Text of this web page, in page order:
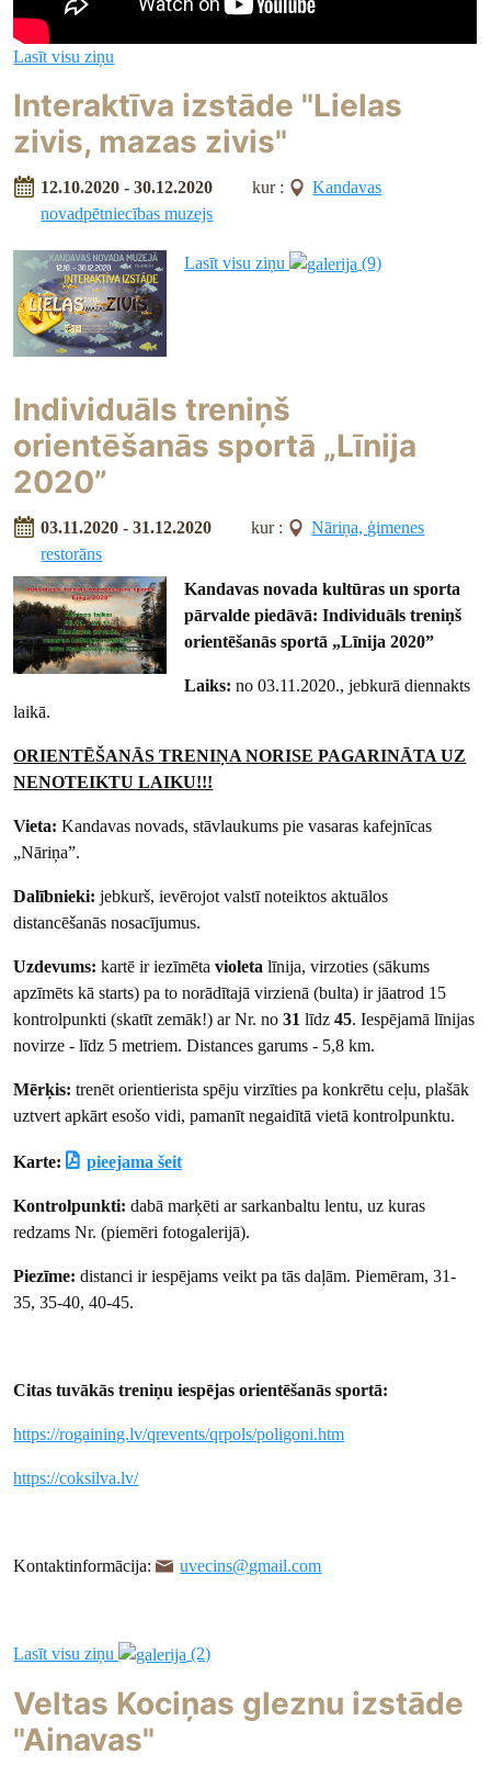
Lasīt visu ziņu
Interaktīva izstāde "Lielas
zivis, mazas zivis"
12.10.2020 - 30.12.2020 kur :
Kandavas
novadpētniecības muzejs
Lasīt visu ziņu (9)
Individuāls treniņš
orientēšanās sportā „Līnija
2020”
03.11.2020 - 31.12.2020 kur :
Nāriņa, ģimenes
restorāns
Kandavas novada kultūras un sporta
pārvalde piedāvā:Individuāls treniņš
orientēšanās sportā „Līnija 2020”
Laiks:no 03.11.2020., jebkurā diennakts
laikā.
ORIENTĒŠANĀS TRENIŅA NORISE PAGARINĀTA UZ
NENOTEIKTU LAIKU!!!
Vieta:Kandavas novads, stāvlaukums pie vasaras kafejnīcas
„Nāriņa”.
Dalībnieki: jebkurš, ievērojot valstī noteiktos aktuālos
distancēšanās nosacījumus.
Uzdevums:kartē ir iezīmētavioleta līnija, virzoties (sākums
apzīmēts kā starts) pa to norādītajā virzienā (bulta) ir jāatrod 15
kontrolpunkti (skatīt zemāk!) ar Nr. no31 līdz45. Iespējamā līnijas
novirze - līdz 5 metriem. Distances garums - 5,8 km.
Mērķis: trenēt orientierista spēju virzīties pa konkrētu ceļu, plašāk
uztvert apkārt esošo vidi, pamanīt negaidītā vietā kontrolpunktu.
Karte: pieejama šeit
Kontrolpunkti: dabā marķēti ar sarkanbaltu lentu, uz kuras
redzams Nr. (piemēri fotogalerijā).
Piezīme: distanci ir iespējams veikt pa tās daļām. Piemēram, 31-
35, 35-40, 40-45.
Citas tuvākās treniņu iespējas orientēšanās sportā:
https://rogaining.lv/qrevents/qrpols/poligoni.htm
https://coksilva.lv/
Kontaktinformācija: uvecins@gmail.com
Lasīt visu ziņu (2)
Veltas Kociņas gleznu izstāde
"Ainavas"